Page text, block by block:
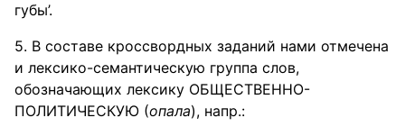
губы’.
5. В составе кроссвордных заданий нами отмечена
и лексико-семантическую группа слов,
обозначающих лексику ОБЩЕСТВЕННО-
ПОЛИТИЧЕСКУЮ (опала), напр.: